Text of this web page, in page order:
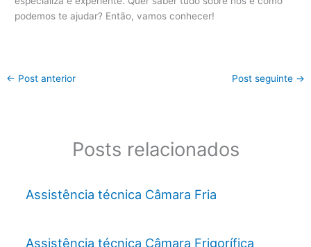
podemos te ajudar? Então, vamos conhecer!
← Post anterior Post seguinte →
Posts relacionados
Assistência técnica Câmara Fria
Assistência técnica Câmara Frigorífica